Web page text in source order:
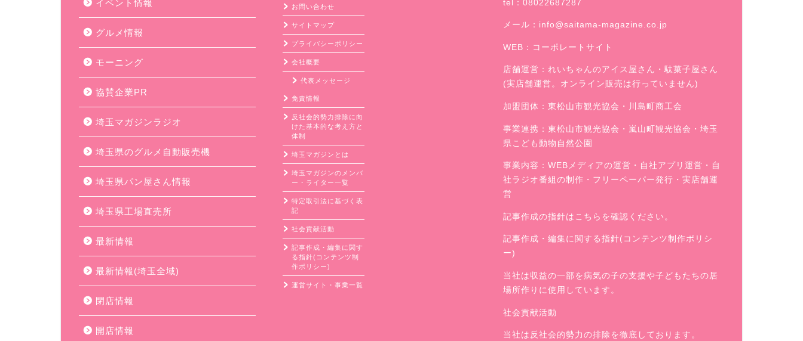
イベント情報
グルメ情報
モーニング
協賛企業PR
埼玉マガジンラジオ
埼玉県のグルメ自動販売機
埼玉県パン屋さん情報
埼玉県工場直売所
最新情報
最新情報(埼玉全域)
閉店情報
開店情報
お問い合わせ
サイトマップ
プライバシーポリシー
会社概要
代表メッセージ
免責情報
反社会的勢力排除に向
けた基本的な考え方と
体制
埼玉マガジンとは
埼玉マガジンのメンバ
ー・ライター一覧
特定取引法に基づく表
記
社会貢献活動
記事作成・編集に関す
る指針(コンテンツ制
作ポリシー)
運営サイト・事業一覧
tel：08022687287
メール： info@saitama-magazine.co.jp
WEB： コーポレートサイト
店舗運営：れいちゃんのアイス屋さん ・駄菓子屋さん
(実店舗運営。オンライン販売は行っていません)
加盟団体：東松山市観光協会・川島町商工会
事業連携：東松山市観光協会・嵐山町観光協会・埼玉
県こども動物自然公園
事業内容：WEBメディアの運営・自社アプリ運営・自
社ラジオ番組の制作・フリーペーパー発行・実店舗運
営
記事作成の指針はこちらを確認ください。
記事作成・編集に関する指針(コンテンツ制作ポリシ
ー)
当社は収益の一部を病気の子の支援や子どもたちの居
場所作りに使用しています。
社会貢献活動
当社は反社会的勢力の排除を徹底しております。